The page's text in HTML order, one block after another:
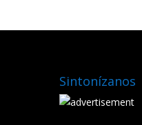
Sintonízanos